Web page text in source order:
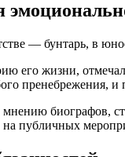
— бунтарь, в
его жизни,
пренебрежения, и
биографов,
публичных